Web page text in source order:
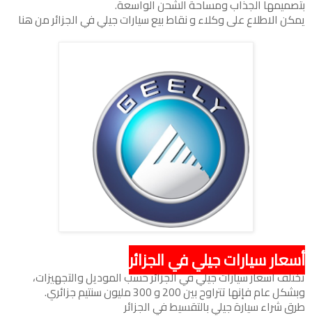
بتصميمها الجذاب ومساحة الشحن الواسعة.
يمكن الاطلاع على وكلاء و نقاط بيع سيارات جيلي في الجزائر من هنا
أسعار سيارات جيلي في الجزائر
تختلف أسعار سيارات جيلي في الجزائر حسب الموديل والتجهيزات،
وبشكل عام فإنها تتراوح بين 200 و 300 مليون سنتيم جزائري.
طرق شراء سيارة جيلي بالتقسيط في الجزائر